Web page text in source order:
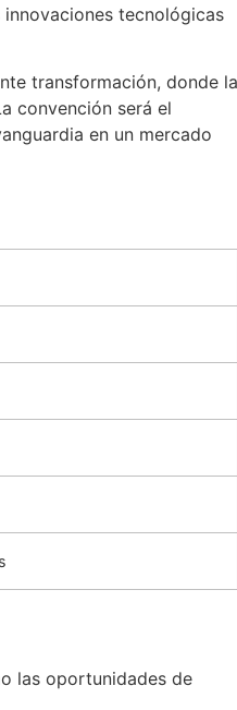
tecnológicas
transformación, donde la
convención será el
en un mercado
las oportunidades de